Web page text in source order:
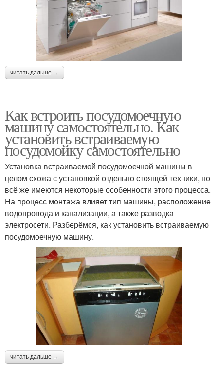
читать дальше →
Как встроить посудомоечную
машину самостоятельно. Как
установить встраиваемую
посудомойку самостоятельно
Установка встраиваемой посудомоечной машины в
целом схожа с установкой отдельно стоящей техники, но
всё же имеются некоторые особенности этого процесса.
На процесс монтажа влияет тип машины, расположение
водопровода и канализации, а также разводка
электросети. Разберёмся, как установить встраиваемую
посудомоечную машину.
читать дальше →